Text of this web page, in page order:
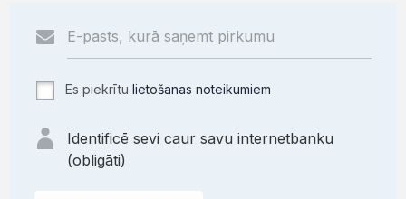
Es piekrītu lietošanas noteikumiem
Identificē sevi caur savu internetbanku
(obligāti)